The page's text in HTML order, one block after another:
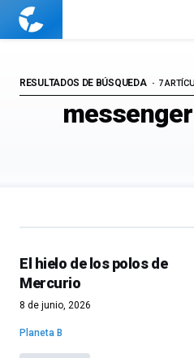
Cuaderno
RESULTADOS DE BÚSQUEDA 7
El hielo de los polos de
Mercurio
8 de junio, 2026
Planeta B